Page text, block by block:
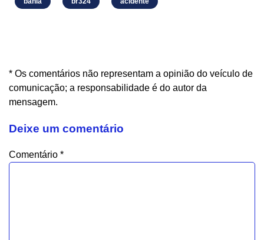
* Os comentários não representam a opinião do veículo de
comunicação; a responsabilidade é do autor da
mensagem.
Deixe um comentário
Comentário *